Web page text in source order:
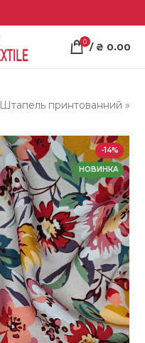
0 / ₴ 0.00
Штапель принтованний »
-14%
НОВИНКА